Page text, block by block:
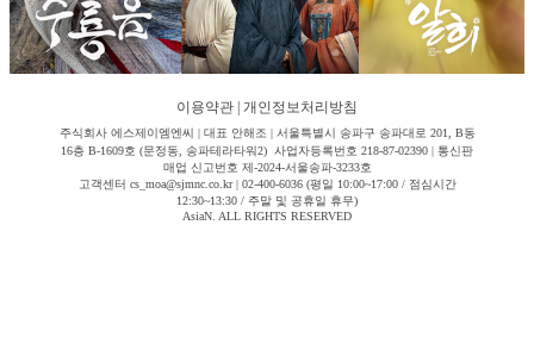
이용약관 개인정보처리방침
주식회사 에스제이엠엔씨 | 대표 안해조 | 서울특별시 송파구 송파대로 201, B동
16층 B-1609호 (문정동, 송파테라타워2) 사업자등록번호 218-87-02390 | 통신판
매업 신고번호 제-2024-서울송파-3233호
고객센터 cs_moa@sjmnc.co.kr | 02-400-6036 (평일 10:00~17:00 / 점심시간
12:30~13:30 / 주말 및 공휴일 휴무)
AsiaN. ALL RIGHTS RESERVED